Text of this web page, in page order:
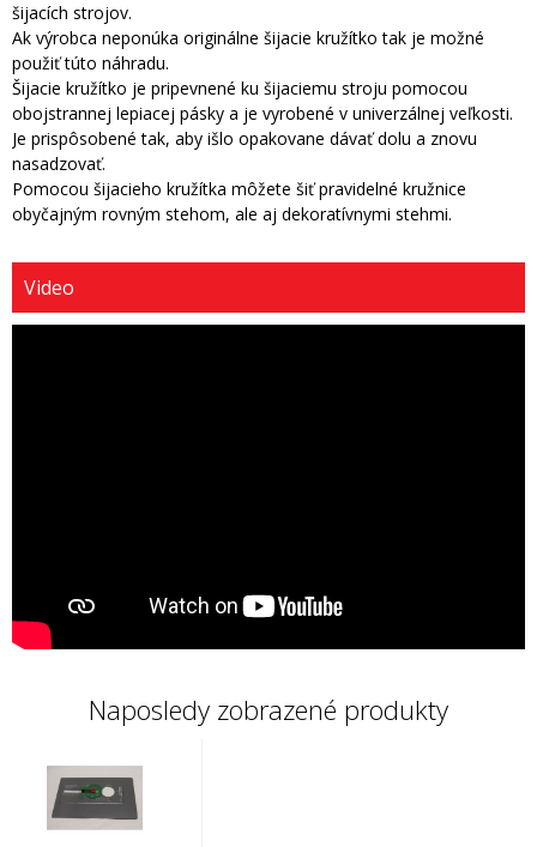
šijacích strojov.
Ak výrobca neponúka originálne šijacie kružítko tak je možné
použiť túto náhradu.
Šijacie kružítko je pripevnené ku šijaciemu stroju pomocou
obojstrannej lepiacej pásky a je vyrobené v univerzálnej veľkosti.
Je prispôsobené tak, aby išlo opakovane dávať dolu a znovu
nasadzovať.
Pomocou šijacieho kružítka môžete šiť pravidelné kružnice
obyčajným rovným stehom, ale aj dekoratívnymi stehmi.
Video
Naposledy zobrazené produkty